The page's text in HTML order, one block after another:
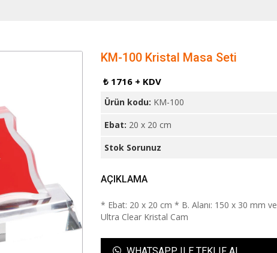
KM-100 Kristal Masa Seti
₺ 1716 + KDV
Ürün kodu: KM-100
Ebat: 20 x 20 cm
Stok Sorunuz
AÇIKLAMA
* Ebat: 20 x 20 cm * B. Alanı: 150 x 30 mm ve
Ultra Clear Kristal Cam